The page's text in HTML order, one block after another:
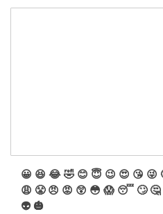
😀 😆 😂🤣 😊 😇 😉 😍 😘 😜
😩 😤 😠 😡 😲 😳 😱 😴 🙄 🤔
👽 🎃